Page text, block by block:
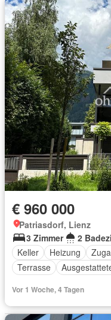
€ 960 000
Patriasdorf, Lienz
3 Zimmer
2
Keller
Heizung
Terrasse
Vor 1 Woche, 4 Tagen